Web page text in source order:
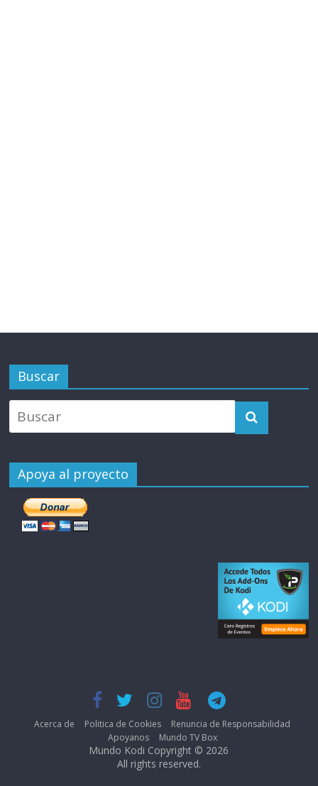
Buscar
Apoya al proyecto
Acerca de Politica de Cookies
Renuncia de Responsabilidad
Apoyanos
Mundo TV Box
Mundo Kodi Copyright © 2026
All rights reserved.